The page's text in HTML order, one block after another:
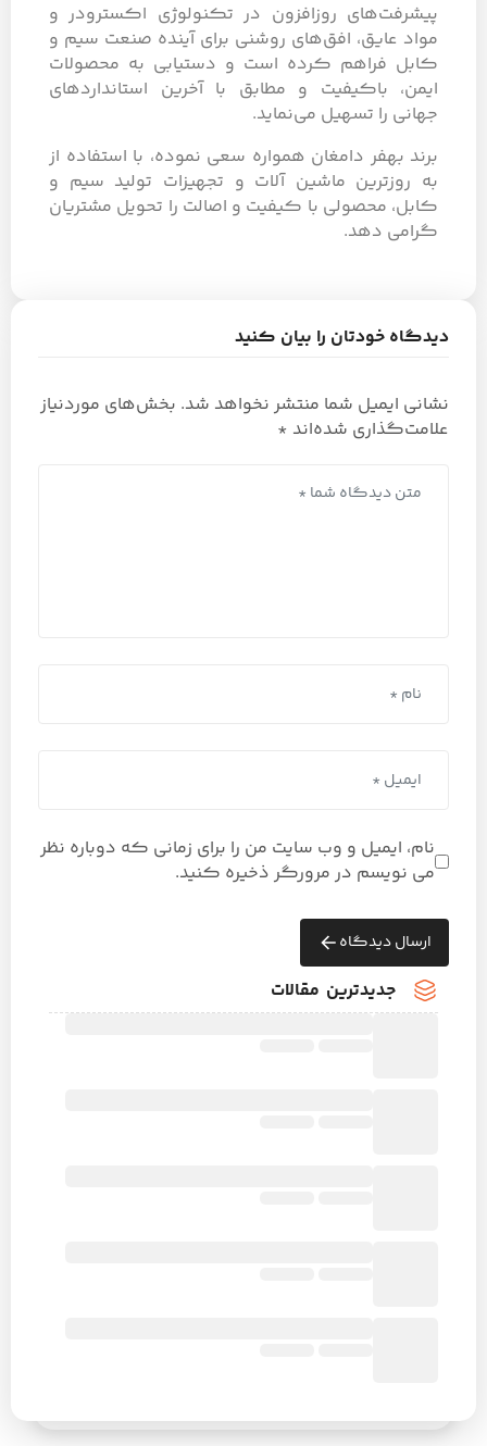
پیشرفت‌های روزافزون در تکنولوژی اکسترودر و
مواد عایق، افق‌های روشنی برای آینده صنعت سیم و
کابل فراهم کرده است و دستیابی به محصولات
ایمن، باکیفیت و مطابق با آخرین استانداردهای
جهانی را تسهیل می‌نماید.
برند بهفر دامغان همواره سعی نموده، با استفاده از
به روزترین ماشین آلات و تجهیزات تولید سیم و
کابل، محصولی با کیفیت و اصالت را تحویل مشتریان
گرامی دهد.
دیدگاه خودتان را بیان کنید
نشانی ایمیل شما منتشر نخواهد شد. بخش‌های موردنیاز
علامت‌گذاری شده‌اند *
نام، ایمیل و وب سایت من را برای زمانی که دوباره نظر
می نویسم در مرورگر ذخیره کنید.
ارسال دیدگاه
جدیدترین مقالات